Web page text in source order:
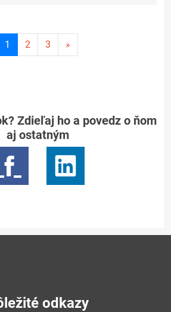
1
Aktuálna
stránka
2 3 »
Zdieľaj ho a povedz o ňom
aj ostatným
odkazy